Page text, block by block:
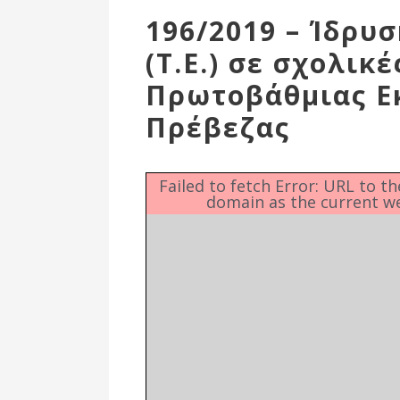
Δημοτικές
Ενότητες
196/2019 –
(Τ.Ε.) σε
Πρωτοβάθμιας
Πρέβεζας
Failed to fetch Error: URL to
domain as the current